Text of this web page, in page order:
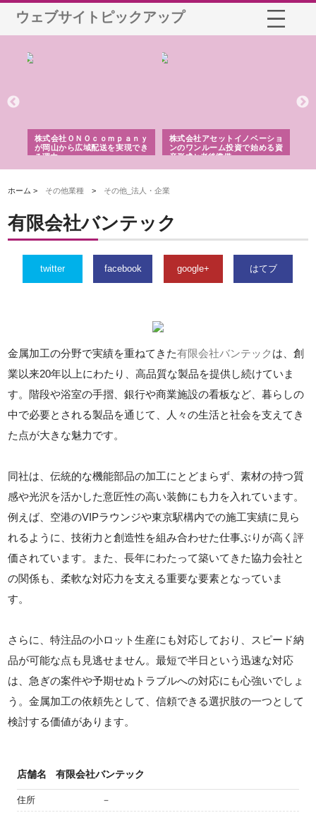
ウェブサイトピックアップ
株式会社ＯＮＯｃｏｍｐａｎｙ
が岡山から広域配送を実現でき
る理由
株式会社アセットイノベーショ
ンのワンルーム投資で始める資
産形成と老後準備
ホーム > その他業種 > その他_法人・企業
有限会社バンテック
twitter facebook google+ はてブ
金属加工の分野で実績を重ねてきた有限会社バンテック は、創
業以来20年以上にわたり、高品質な製品を提供し続けていま
す。階段や浴室の手摺、銀行や商業施設の看板など、暮らしの
中で必要とされる製品を通じて、人々の生活と社会を支えてき
た点が大きな魅力です。
同社は、伝統的な機能部品の加工にとどまらず、素材の持つ質
感や光沢を活かした意匠性の高い装飾にも力を入れています。
例えば、空港のVIPラウンジや東京駅構内での施工実績に見ら
れるように、技術力と創造性を組み合わせた仕事ぶりが高く評
価されています。また、長年にわたって築いてきた協力会社と
の関係も、柔軟な対応力を支える重要な要素となっていま
す。
さらに、特注品の小ロット生産にも対応しており、スピード納
品が可能な点も見逃せません。最短で半日という迅速な対応
は、急ぎの案件や予期せぬトラブルへの対応にも心強いでしょ
う。金属加工の依頼先として、信頼できる選択肢の一つとして
検討する価値があります。
店舗名 有限会社バンテック
住所 －